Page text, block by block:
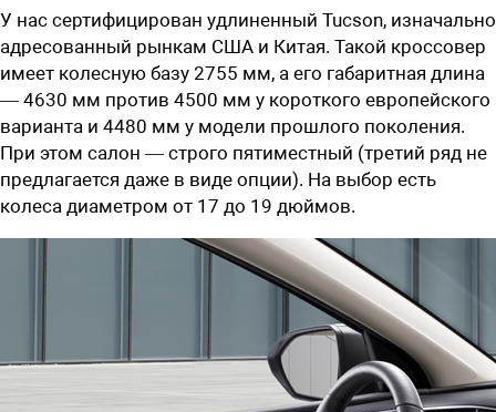
У нас сертифицирован удлиненный Tucson, изначально
адресованный рынкам США и Китая. Такой кроссовер
имеет колесную базу 2755 мм, а его габаритная длина
— 4630 мм против 4500 мм у короткого европейского
варианта и 4480 мм у модели прошлого поколения.
При этом салон — строго пятиместный (третий ряд не
предлагается даже в виде опции). На выбор есть
колеса диаметром от 17 до 19 дюймов.